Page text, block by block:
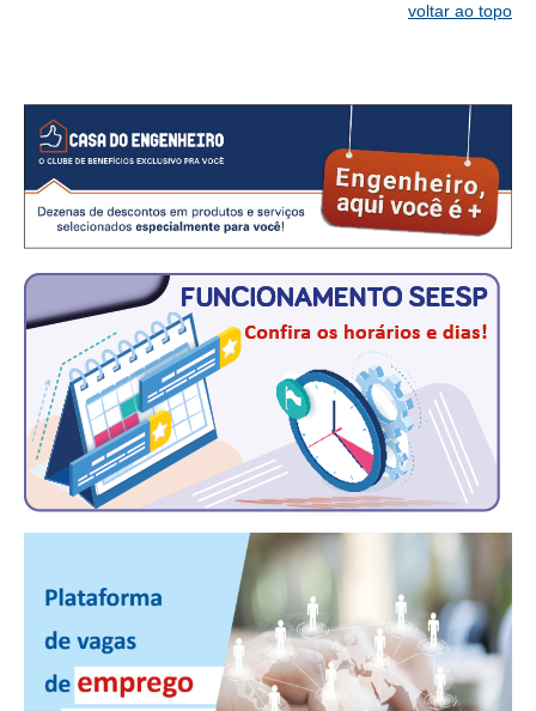
HOMOLOGAÇÕES
PISO SALARIAL
FIQUE POR DENTRO
OPORTUNIDADES
APRESENTAÇÃO
EMPREGO E ESTÁGIO
CARREIRA
AUTÔNOMOS E SERVIÇOS
CURSOS
voltar ao topo